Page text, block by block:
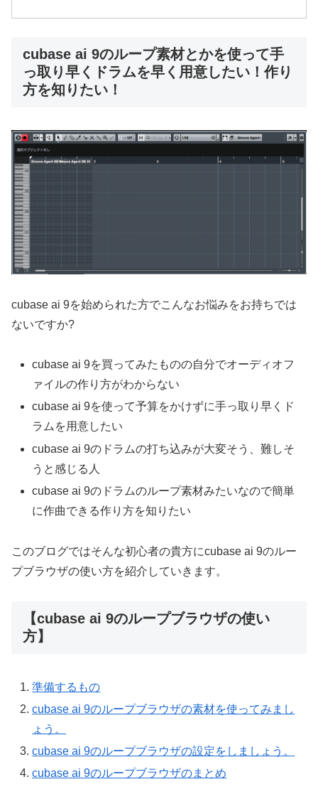
cubase ai 9のループ素材とかを使って手
っ取り早くドラムを早く用意したい！作り
方を知りたい！
cubase ai 9を始められた方でこんなお悩みをお持ちでは
ないですか?
cubase ai 9を買ってみたものの自分でオーディオフ
ァイルの作り方がわからない
cubase ai 9を使って予算をかけずに手っ取り早くド
ラムを用意したい
cubase ai 9のドラムの打ち込みが大変そう、難しそ
うと感じる人
cubase ai 9のドラムのループ素材みたいなので簡単
に作曲できる作り方を知りたい
このブログではそんな初心者の貴方にcubase ai 9のルー
プブラウザの使い方を紹介していきます。
【cubase ai 9のループブラウザの使い
方】
準備するもの
cubase ai 9のループブラウザの素材を使ってみまし
ょう。
cubase ai 9のループブラウザの設定をしましょう。
cubase ai 9のループブラウザのまとめ